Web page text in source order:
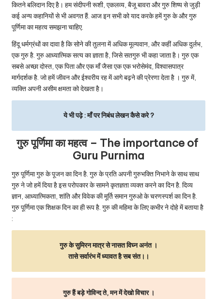
कितने बलिदान दिए है। हम संदीपनी रूशी, एकलव्य, बैजू बावरा और गुरु शिष्य से जुड़ी
कई अन्य कहानियों से भी अवगत हैं. आज इन सभी को याद करके हमें गुरु के और गुरु
पूर्णिमा का महत्व समझना चाहिए.
हिंदू धर्मग्रंथों का दावा है कि सोने की तुलना में अधिक मूल्यवान, और कहीं अधिक दुर्लभ,
एक गुरु है. गुरु आध्यात्मिक सत्य का ज्ञाता है, जिसे सतगुरु भी कहा जाता है। गुरु एक
सबसे अच्छा दोस्त, एक पिता और एक माँ जैसा एक एक भरोसेमंद, विश्वासपात्र
मार्गदर्शक है. जो हमें जीवन और ईश्वरीय रह में आगे बढ़ने की प्रेरणा देता है । गुरु में,
व्यक्ति अपनी असीम क्षमता को देखता है।
ये भी पढ़े :माँ पर निबंध लेखन कैसे करे ?
गुरु पूर्णिमा का महत्व– The importance of
Guru Purnima
गुरु पूर्णिमा गुरु के पूजन का दिन है. गुरु के प्रति अपनी गुरुभक्ति निभाने के साथ साथ
गुरु ने जो हमें दिया है इस परोपकार के सामने कृतज्ञता व्यक्त करने का दिन है. दिव्य
ज्ञान, आध्यात्मिकता, शांति और विवेक की मूर्ति समान गुरुओ के चरणस्पर्श का दिन है.
गुरु पूर्णिमा एक शिक्षक दिन का ही रूप है. गुरु की महिमा के लिए कभीर ने दोहे में बताया है
:
गुरु के सुमिरन मात्र से नासत विघ्न अनंत ।
तासे सर्वारंभ में ध्यावत है सब संत।।
गुरु हैं बड़े गोविन्द ते, मन में देखो विचार ।